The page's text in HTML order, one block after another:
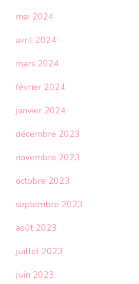
mai 2024
avril 2024
mars 2024
février 2024
janvier 2024
décembre 2023
novembre 2023
octobre 2023
septembre 2023
août 2023
juillet 2023
juin 2023